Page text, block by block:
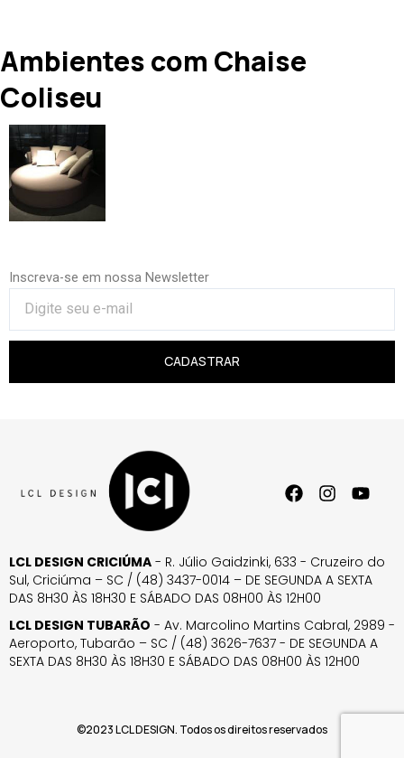
Ambientes com Chaise
Coliseu
Inscreva-se em nossa Newsletter
CADASTRAR
LCL DESIGN CRICIÚMA - R. Júlio Gaidzinki, 633 - Cruzeiro do
Sul, Criciúma – SC / (48) 3437-0014 – DE SEGUNDA A SEXTA
DAS 8H30 ÀS 18H30 E SÁBADO DAS 08H00 ÀS 12H00
LCL DESIGN TUBARÃO - Av. Marcolino Martins Cabral, 2989 -
Aeroporto, Tubarão – SC / (48) 3626-7637 - DE SEGUNDA A
SEXTA DAS 8H30 ÀS 18H30 E SÁBADO DAS 08H00 ÀS 12H00
©2023 LCL DESIGN. Todos os direitos reservados